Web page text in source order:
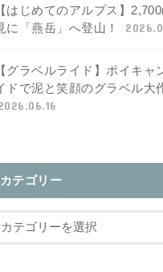
はじめてのアルプス】
に「燕岳」へ登山！
グラベルライド】ポイキャ
ドで泥と笑顔のグラベル大
カテゴリー